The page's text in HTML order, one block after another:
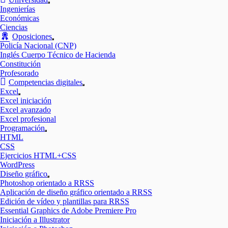
Mostrar
Ingenierías
Económicas
Ciencias
Oposiciones
Mostrar
el
submenú
Policía Nacional (CNP)
Inglés Cuerpo Técnico de Hacienda
Constitución
Profesorado
Competencias digitales
Mostrar
Excel
Mostrar
el
submenú
Excel iniciación
Excel avanzado
Excel profesional
Programación
Mostrar
HTML
CSS
Ejercicios HTML+CSS
WordPress
Diseño gráfico
Mostrar
el
submenú
Photoshop orientado a RRSS
Aplicación de diseño gráfico orientado a RRSS
Edición de vídeo y plantillas para RRSS
Essential Graphics de Adobe Premiere Pro
Iniciación a Illustrator